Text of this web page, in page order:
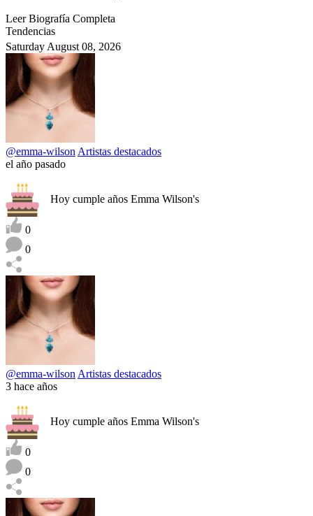
Leer Biografía Completa
Tendencias
Saturday August 08, 2026
@emma-wilson Artistas destacados
el año pasado
Hoy cumple años Emma Wilson's
0
0
@emma-wilson Artistas destacados
3 hace años
Hoy cumple años Emma Wilson's
0
0